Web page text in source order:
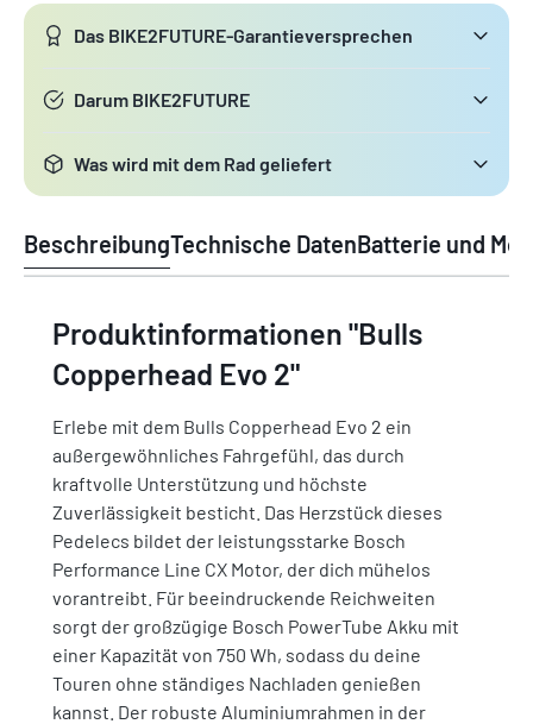
Das BIKE2FUTURE-Garantieversprechen
Darum BIKE2FUTURE
Was wird mit dem Rad geliefert
BeschreibungTechnische DatenBatterie und
Produktinformationen "Bulls
Copperhead Evo 2"
Erlebe mit dem Bulls Copperhead Evo 2 ein
außergewöhnliches Fahrgefühl, das durch
kraftvolle Unterstützung und höchste
Zuverlässigkeit besticht. Das Herzstück dieses
Pedelecs bildet der leistungsstarke Bosch
Performance Line CX Motor, der dich mühelos
vorantreibt. Für beeindruckende Reichweiten
sorgt der großzügige Bosch PowerTube Akku mit
einer Kapazität von 750 Wh, sodass du deine
Touren ohne ständiges Nachladen genießen
kannst. Der robuste Aluminiumrahmen in der